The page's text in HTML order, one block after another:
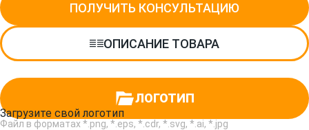
ПОЛУЧИТЬ КОНСУЛЬТАЦИЮ
ОПИСАНИЕ ТОВАРА
ЛОГОТИП
Загрузите свой логотип
Файл в форматах *.png, *.eps, *.cdr, *.svg, *.ai, *.jpg